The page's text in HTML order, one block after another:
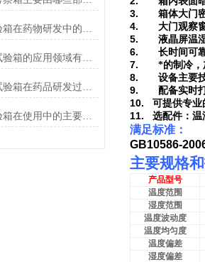
综合药品稳定性试验箱的应用领域有哪些？
可程式高低温试验箱在使用中的主要注意以下几点
3. 箱体大门
4. 大门观察
5. 液晶屏温
6. 长时间可
7. *的制冷，
8. 设备主要
9. 配备实时
10. 可提供专业
11. 选配件：温
满足标准：
GB10586-
主要规格
产品型号
温度范围
湿度范围
温度波动度
温度均匀度
温度偏差
湿度偏差